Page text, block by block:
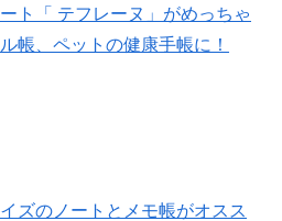
ト「 テフレーヌ」がめっちゃ
帳、ペットの健康手帳に！
ズのノートとメモ帳がオスス